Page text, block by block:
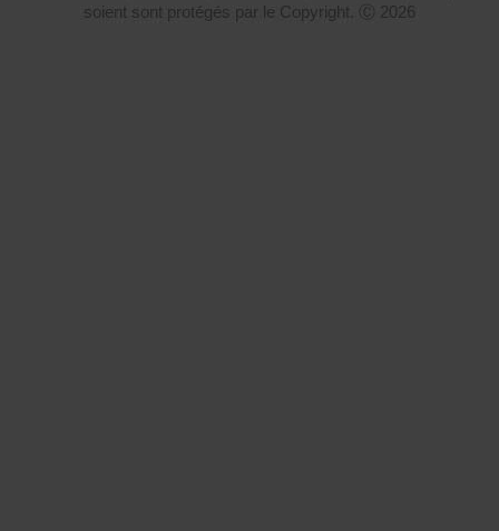
soient sont protégés par le Copyright. Ⓒ 2026